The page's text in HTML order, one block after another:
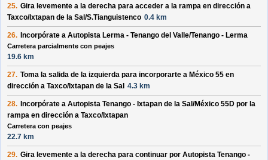
25. Gira levemente a la derecha para acceder a la rampa en dirección a
Taxco/Ixtapan de la Sal/S.Tianguistenco 0.4 km
26. Incorpórate a Autopista Lerma - Tenango del Valle/Tenango - Lerma
Carretera parcialmente con peajes
19.6 km
27. Toma la salida de la izquierda para incorporarte a México 55 en
dirección a Taxco/Ixtapan de la Sal 4.3 km
28. Incorpórate a Autopista Tenango - Ixtapan de la Sal/México 55D por la
rampa en dirección a Taxco/Ixtapan
Carretera con peajes
22.7 km
29. Gira levemente a la derecha para continuar por Autopista Tenango -